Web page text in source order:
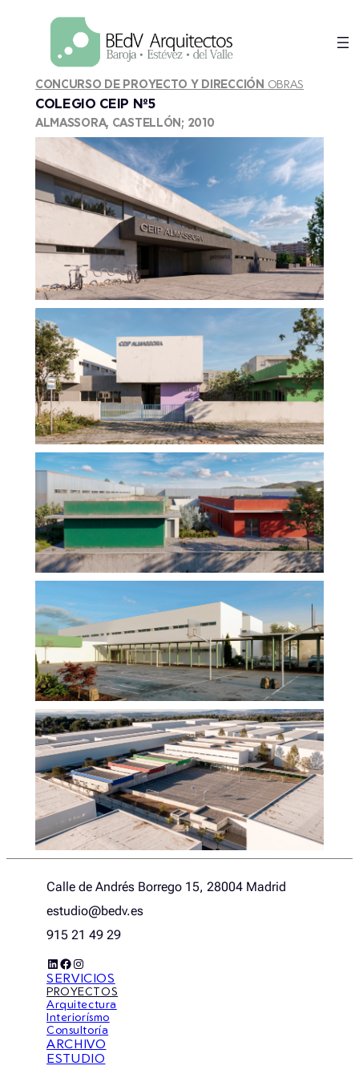
CONCURSO DE PROYECTO Y DIRECCIÓN OBRAS
COLEGIO CEIP Nº5
ALMASSORA, CASTELLÓN; 2010
Calle de Andrés Borrego 15, 28004 Madrid
estudio@bedv.es
915 21 49 29
LinkedIn Facebook Instagram
SERVICIOS
PROYECTOS
Arquitectura
Interiorísmo
Consultoría
ARCHIVO
ESTUDIO